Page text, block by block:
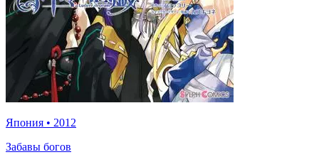
Япония • 2012
Забавы богов